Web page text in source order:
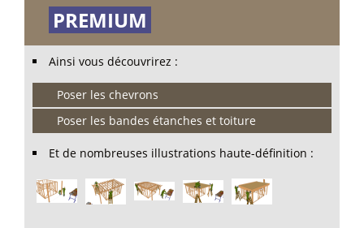
PREMIUM
Ainsi vous découvrirez :
Poser les chevrons
Poser les bandes étanches et toiture
Et de nombreuses illustrations haute-définition :